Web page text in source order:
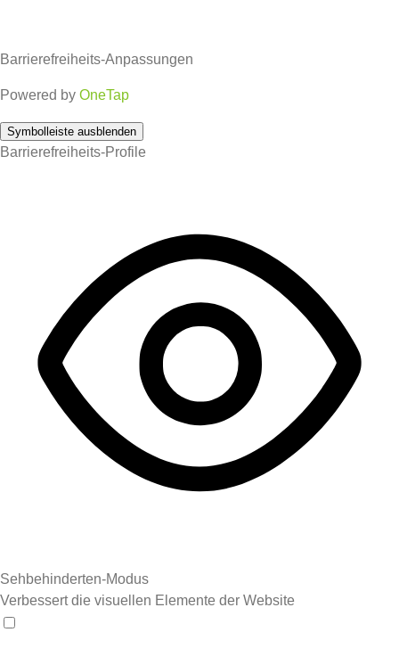
Barrierefreiheits-Anpassungen
Powered by OneTap
Symbolleiste ausblenden
Barrierefreiheits-Profile
Sehbehinderten-Modus
Verbessert die visuellen Elemente der Website